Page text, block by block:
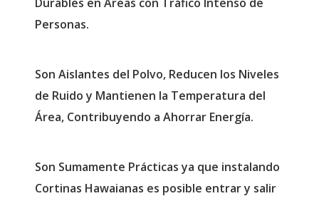
Personas.
Son Aislantes del Polvo, Reducen los Niveles
de Ruido y Mantienen la Temperatura del
Área, Contribuyendo a Ahorrar Energía.
Son Sumamente Prácticas ya que instalando
Cortinas Hawaianas es posible entrar y salir